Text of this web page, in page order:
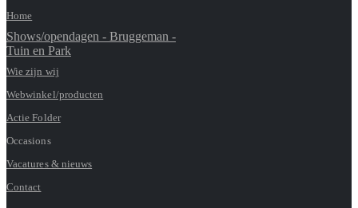
Home
Shows/opendagen - Bruggeman -
Tuin en Park
Wie zijn wij
Webwinkel/producten
Actie Folder
Occasions
Vacatures & nieuws
Contact